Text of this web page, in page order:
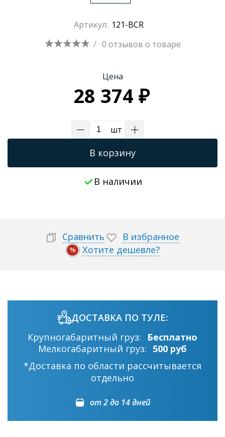
Трапы для душевых
Артикул: 121-BCR
/ 0 отзывов о товаре
Цена
28 374 ₽
шт
В корзину
В наличии
Сравнить В избранное
% Хотите дешевле?
ДОСТАВКА ПО ТУЛЕ:
Крупногабаритный груз:
Бесплатно
Мелкогабаритный груз: 500 руб
*Доставка по области рассчитывается
отдельно
от 2 до 14 дней